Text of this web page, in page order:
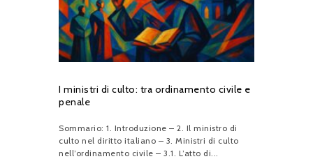
I ministri di culto: tra ordinamento civile e
penale
Sommario: 1. Introduzione – 2. Il ministro di
culto nel diritto italiano – 3. Ministri di culto
nell’ordinamento civile – 3.1. L’atto di...